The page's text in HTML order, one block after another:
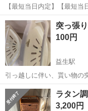
【最短当日内定】【最短
き寮完備＆赴任旅費会社負
自動車製造の各種作業！《愛知県大府市》
愛知 大府市 大府駅
突っ張
100円
益生駅
引っ越しに伴い、貰い物の突っ張り棒
す。四段分の受け皿あり。
います。 伸縮自在式で、
せて、使用できます。天井
三重 桑名市 益生駅
ラタン
3,200円